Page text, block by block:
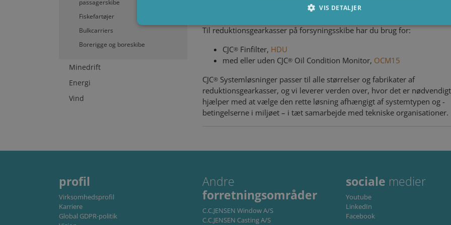
passagerskibe
Fiskefartøjer
Bulkcarriers
Borerigge og boreskibe
Minedrift
Energi
Vind
Til reduktionsgearkasser på forsyningsskibe har du brug for:
CJC® Finfilter, HDU
med eller uden CJC® Oil Condition Monitor, OCM15
CJC® Systemløsninger passer til alle størrelser og fabrikater af
reduktionsgearkasser, og vi leverer verden over, hvor det er
hjælper med at vælge den rette løsning afhængigt af systemtypen og -
betingelserne i miljøet – i tæt samarbejde med tekniske organisationer.
profil
Virksomhedsprofil
Karriere
Global GDPR-politik
Andre
forretningsområder
C.C.JENSEN Window A/S
C.C.JENSEN Casting A/S
sociale medier
Youtube
LinkedIn
Facebook
VIS DETALJER
Absolut nødvendige
Absolut nødvendige cookies muliggør hjemmesidens grundlæggende funktionalitet såsom brugerlogin og
Udbyder /
Domæne
Udløbsdato Beskrivelse
LinkedIn
Corporation
6 måneder Used to store guest consent to the use of cookies for
properly.
Storage type
lastExternalReferrer
Local storage
lastExternalReferrerTime
Local storage